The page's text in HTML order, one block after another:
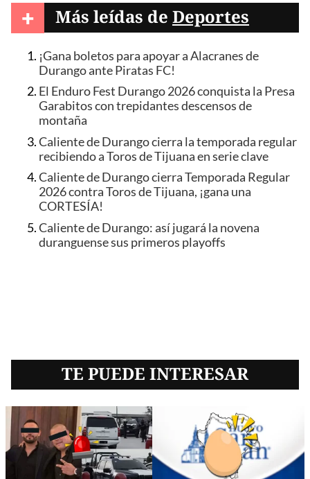
+ Más leídas de Deportes
¡Gana boletos para apoyar a Alacranes de
Durango ante Piratas FC!
El Enduro Fest Durango 2026 conquista la Presa
Garabitos con trepidantes descensos de
montaña
Caliente de Durango cierra la temporada regular
recibiendo a Toros de Tijuana en serie clave
Caliente de Durango cierra Temporada Regular
2026 contra Toros de Tijuana, ¡gana una
CORTESÍA!
Caliente de Durango: así jugará la novena
duranguense sus primeros playoffs
TE PUEDE INTERESAR